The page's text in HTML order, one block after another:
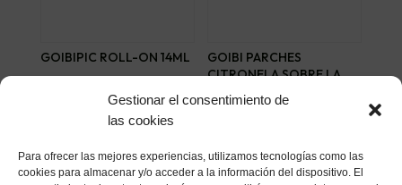
Gestionar el consentimiento de
las cookies
Para ofrecer las mejores experiencias, utilizamos tecnologías como las
cookies para almacenar y/o acceder a la información del dispositivo. El
GOIBIPIC ROLL-ON 14ML
Añadir al carrito
GOIBI PARCHES
CITRONELA SOBRE LA
ROPA 24 PARCHES
Añadir al carrito